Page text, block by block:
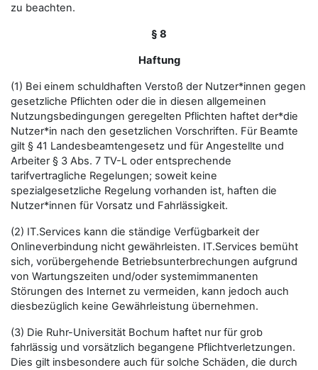
zu beachten.
§ 8
Haftung
(1) Bei einem schuldhaften Verstoß der Nutzer*innen gegen
gesetzliche Pflichten oder die in diesen allgemeinen
Nutzungsbedingungen geregelten Pflichten haftet der*die
Nutzer*in nach den gesetzlichen Vorschriften. Für Beamte
gilt § 41 Landesbeamtengesetz und für Angestellte und
Arbeiter § 3 Abs. 7 TV-L oder entsprechende
tarifvertragliche Regelungen; soweit keine
spezialgesetzliche Regelung vorhanden ist, haften die
Nutzer*innen für Vorsatz und Fahrlässigkeit.
(2) IT.Services kann die ständige Verfügbarkeit der
Onlineverbindung nicht gewährleisten. IT.Services bemüht
sich, vorübergehende Betriebsunterbrechungen aufgrund
von Wartungszeiten und/oder systemimmanenten
Störungen des Internet zu vermeiden, kann jedoch auch
diesbezüglich keine Gewährleistung übernehmen.
(3) Die Ruhr-Universität Bochum haftet nur für grob
fahrlässig und vorsätzlich begangene Pflichtverletzungen.
Dies gilt insbesondere auch für solche Schäden, die durch